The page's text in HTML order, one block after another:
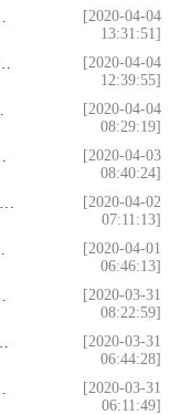
[2020-04-04
13:31:51]
[2020-04-04
12:39:55]
[2020-04-04
08:29:19]
[2020-04-03
08:40:24]
[2020-04-02
07:11:13]
[2020-04-01
06:46:13]
[2020-03-31
08:22:59]
[2020-03-31
06:44:28]
[2020-03-31
06:11:49]